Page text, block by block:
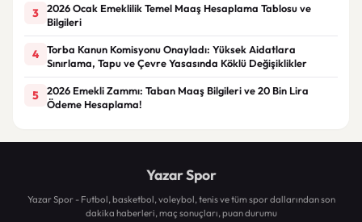
3
2026 Ocak Emeklilik Temel Maaş Hesaplama Tablosu ve
Bilgileri
4
Torba Kanun Komisyonu Onayladı: Yüksek Aidatlara
Sınırlama, Tapu ve Çevre Yasasında Köklü Değişiklikler
5
2026 Emekli Zammı: Taban Maaş Bilgileri ve 20 Bin Lira
Ödeme Hesaplama!
Yazar Spor
Yazar Spor - Futbol, basketbol, voleybol, tenis ve tüm spor dallarından son
dakika haberleri, maç sonuçları, puan durumu